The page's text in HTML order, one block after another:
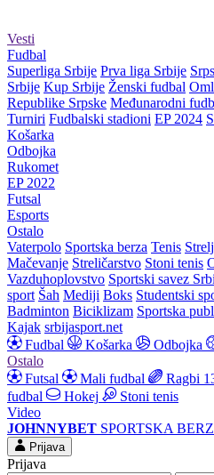
Vesti
Fudbal
Superliga Srbije Prva liga Srbije
Srbije Kup Srbije Ženski fudbal
Republike Srpske Međunarodni
Turniri Fudbalski stadioni EP 2024
Košarka
Odbojka
Rukomet
EP 2022
Futsal
Esports
Ostalo
Vaterpolo Sportska berza Tenis
Mačevanje Streličarstvo Stoni tenis
Vazduhoplovstvo Sportski savez
sport Šah Mediji Boks Studentski
Badminton Biciklizam Sportska
Kajak srbijasport.net
Fudbal
Košarka Odbojka
Ostalo
Futsal
Mali fudbal Ragbi
fudbal
Hokej
Stoni tenis
Video
JOHNNYBET SPORTSKA
Prijava
Prijava